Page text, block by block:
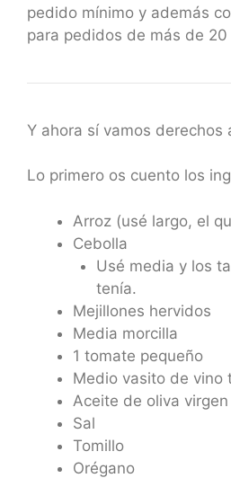
pedido mínimo y además
para pedidos de más de 20
Y ahora sí vamos derechos
Lo primero os cuento los
Arroz (usé largo, el
Cebolla
Usé media y los
tenía.
Mejillones hervidos
Media morcilla
1 tomate pequeño
Medio vasito de vino
Aceite de oliva
Sal
Tomillo
Orégano